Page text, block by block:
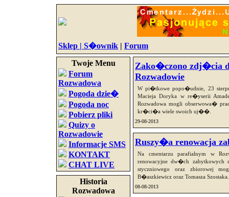
Sklep | S�ownik | Forum
Twoje Menu
Forum
Rozwadowa
Pogoda dzie�
Pogoda noc
Pobierz pliki
Quizy o
Rozwadowie
Informacje SMS
KONTAKT
CHAT LIVE
Historia
Rozwadowa
Zako�czono zdj�cia
Rozwadowie
W pi�tkowe popo�udnie, 23
Macieja Doryka w re�yserii
Rozwadowa mogli obserwowa�
kr�ci�a wiele swoich uj��.
29-08-2013
Ruszy�a renowacja
Na cmentarzu parafialnym w
renowacyjne dw�ch
styczniowego oraz zbiorowej
B�aszkiewicz oraz Tomasza Szostaka.
08-08-2013